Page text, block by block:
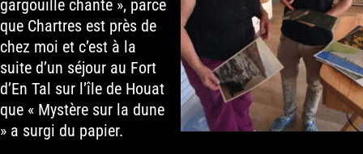
gargouille chante », parce
que Chartres est près de
chez moi et c’est à la
suite d’un séjour au Fort
d’En Tal sur l’île de Houat
que « Mystère sur la dune
» a surgi du papier.